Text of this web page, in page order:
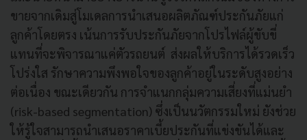
ขายจากเดิมสู่โมเดลการนำเสนอผลิตภัณฑ์ประกันภัยแก่
ลูกค้าโดยตรง เน้นการรับประกันภัยจากโปรไฟล์ผู้ขับขี่
แทนที่จะพิจารณาแค่ตัวรถยนต์ ส่งผลให้บริการได้รวดเร็ว
โปร่งใส รักษาความพึงพอใจของลูกค้าอยู่ในระดับสูงอย่าง
ต่อเนื่อง ขณะเดียวกัน การจำแนกกลุ่มความเสี่ยงที่แม่นยำ
(risk-based segmentation) ซึ่งเป็นนวัตกรรมใหม่ ยังช่วย
ให้รู้ใจสามารถนำเสนอราคาเบี้ยประกันที่แข่งขันได้และ